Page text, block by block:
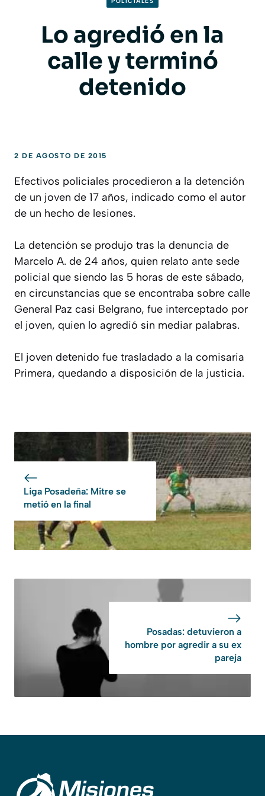
Lo agredió en la
calle y terminó
detenido
2 DE AGOSTO DE 2015
Efectivos policiales procedieron a la detención
de un joven de 17 años, indicado como el autor
de un hecho de lesiones.
La detención se produjo tras la denuncia de
Marcelo A. de 24 años, quien relato ante sede
policial que siendo las 5 horas de este sábado,
en circunstancias que se encontraba sobre calle
General Paz casi Belgrano, fue interceptado por
el joven, quien lo agredió sin mediar palabras.
El joven detenido fue trasladado a la comisaria
Primera, quedando a disposición de la justicia.
Liga Posadeña: Mitre se
metió en la final
Posadas: detuvieron a
hombre por agredir a su ex
pareja